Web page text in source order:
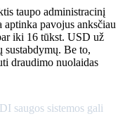
taupo administracinį
pavojus anksčiau
iki 16 tūkst. USD už
sustabdymų. Be to,
draudimo nuolaidas
saugos sistemos gali